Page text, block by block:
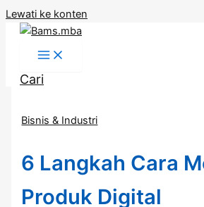
Lewati ke konten
Cari
Bisnis & Industri
6 Langkah Cara
Produk Digital